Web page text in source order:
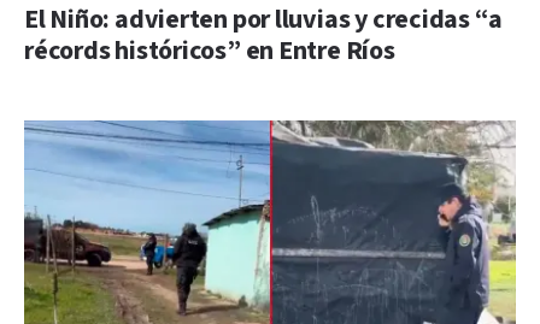
El Niño: advierten por lluvias y crecidas “a
récords históricos” en Entre Ríos